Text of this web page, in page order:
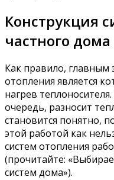
Конструкция
частного дома
Как правило,
отопления является
нагрев
очередь, разносит
становится понятно,
этой работой как
систем отопления
(прочитайте:
систем дома»).